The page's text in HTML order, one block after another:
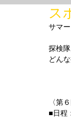
ス
サマ
探検
どん
〈第
■日程